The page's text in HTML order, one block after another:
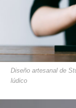
Diseño artesanal de
lúdico